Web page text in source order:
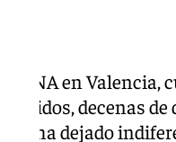
DANA en Valencia,
decenas
no ha dejado